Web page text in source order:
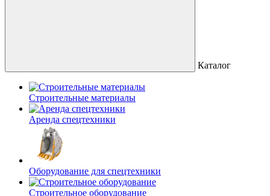
Каталог
Строительные материалы
Аренда спецтехники
Оборудование для спецтехники
Строительное оборудование